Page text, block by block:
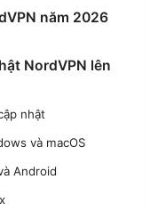
năm 2026
NordVPN lên
nhật
và macOS
Android